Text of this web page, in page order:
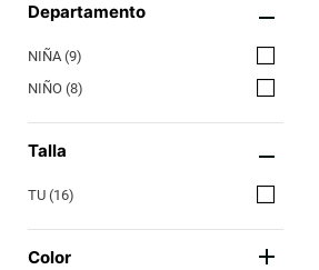
Departamento
NIÑA (9)
NIÑO (8)
Color
Talla
TU (16)